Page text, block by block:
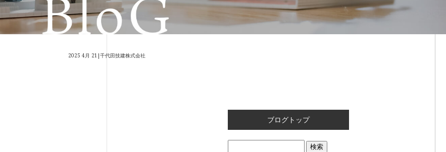
2025 4月 21|千代田技建株式会社
ブログトップ